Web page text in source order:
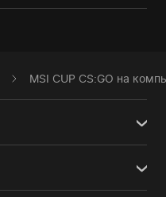
MSI CUP CS:GO на